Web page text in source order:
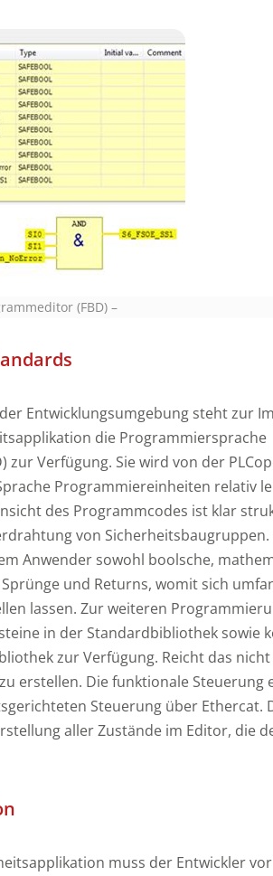
(FBD)–
Entwicklungsumgebung steht zur
die Programmiersprache
zur Verfügung. Sie wird von der
Programmiereinheiten relativ
des Programmcodes ist klar
von Sicherheitsbaugruppen.
Anwender sowohl boolsche,
und Returns, womit sich
lassen. Zur weiteren
in der Standardbibliothek sowie
zur Verfügung. Reicht das
erstellen. Die funktionale Steuerung
Steuerung über Ethercat.
aller Zustände im Editor, die
muss der Entwickler